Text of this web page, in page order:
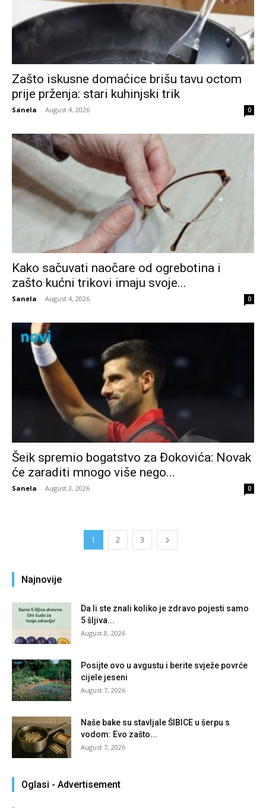
Zašto iskusne domaćice brišu tavu octom
prije prženja: stari kuhinjski trik
Sanela - August 4, 2026 0
Kako sačuvati naočare od ogrebotina i
zašto kućni trikovi imaju svoje...
Sanela - August 4, 2026 0
Šeik spremio bogatstvo za Đokovića: Novak
će zaraditi mnogo više nego...
Sanela - August 3, 2026 0
1 2 3
Najnovije
Da li ste znali koliko je zdravo pojesti samo
5 šljiva...
August 8, 2026
Posijte ovo u avgustu i berite svježe povrće
cijele jeseni
August 7, 2026
Naše bake su stavljale ŠIBICE u šerpu s
vodom: Evo zašto...
August 7, 2026
Oglasi - Advertisement